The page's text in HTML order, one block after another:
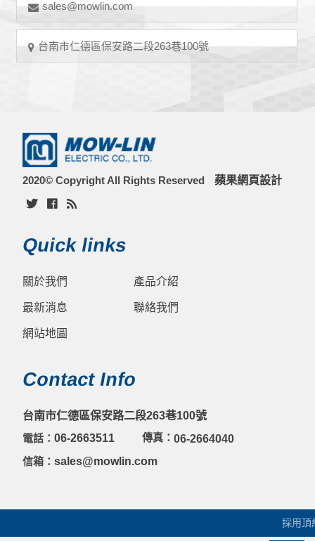
sales@mowlin.com
台南市仁德區保安路二段263巷100號
2020© Copyright All Rights Reserved 蘋果網頁設計
Quick links
關於我們 產品介紹
最新消息 聯絡我們
網站地圖
Contact Info
台南市仁德區保安路二段263巷100號
電話：06-2663511 傳真：06-2664040
信箱：sales@mowlin.com
採用頂